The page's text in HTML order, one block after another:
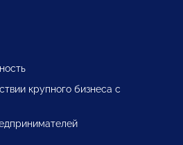
крупного бизнеса с